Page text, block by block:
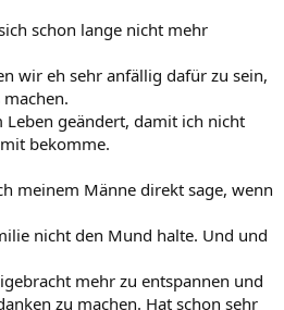
schon lange nicht mehr
wir eh sehr anfällig dafür zu sein,
geändert, damit ich nicht
bekomme.
meinem Männe direkt sage, wenn
nicht den Mund halte. Und und
mehr zu entspannen und
zu machen. Hat schon sehr